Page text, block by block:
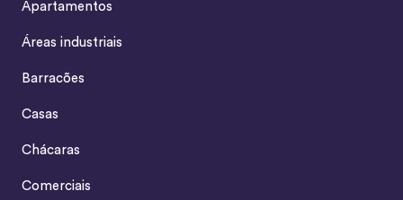
Apartamentos
Áreas industriais
Barracões
Casas
Chácaras
Comerciais